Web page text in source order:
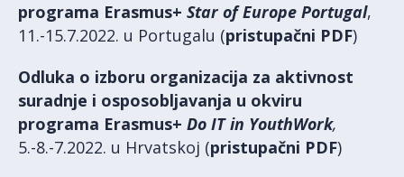
programa Erasmus+ Star of Europe Portugal,
11.-15.7.2022. u Portugalu (pristupačni PDF)
Odluka o izboru organizacija za aktivnost
suradnje i osposobljavanja u okviru
programa Erasmus+ Do IT in YouthWork,
5.-8.-7.2022. u Hrvatskoj (pristupačni PDF)